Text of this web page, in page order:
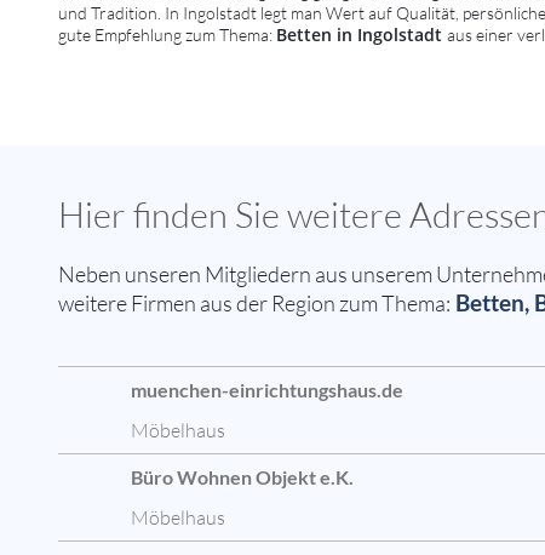
und Tradition. In Ingolstadt legt man Wert auf Qualität,
gute Empfehlung zum Thema: Betten in Ingolstadt aus einer
Hier finden Sie weitere
Neben unseren Mitgliedern aus unserem
weitere Firmen aus der Region zum Thema: Betten,
muenchen-einrichtungshaus.de
Möbelhaus
Büro Wohnen Objekt e.K.
Möbelhaus